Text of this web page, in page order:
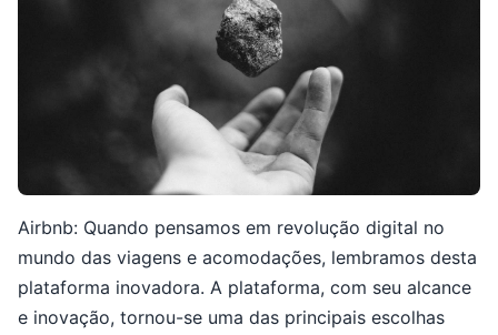
Airbnb: Quando pensamos em revolução digital no
mundo das viagens e acomodações, lembramos desta
plataforma inovadora. A plataforma, com seu alcance
e inovação, tornou-se uma das principais escolhas